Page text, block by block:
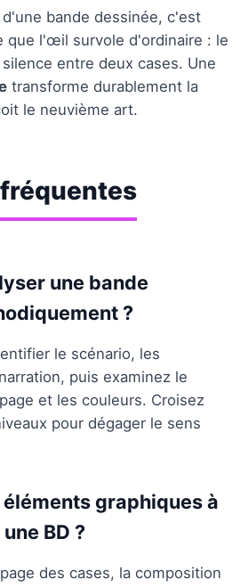
bande dessinée, c'est
que l'œil survole d'ordinaire : le
entre deux cases. Une
transforme durablement la
le neuvième art.
une bande
?
le scénario, les
puis examinez le
et les couleurs. Croisez
pour dégager le sens
graphiques à
BD ?
des cases, la composition